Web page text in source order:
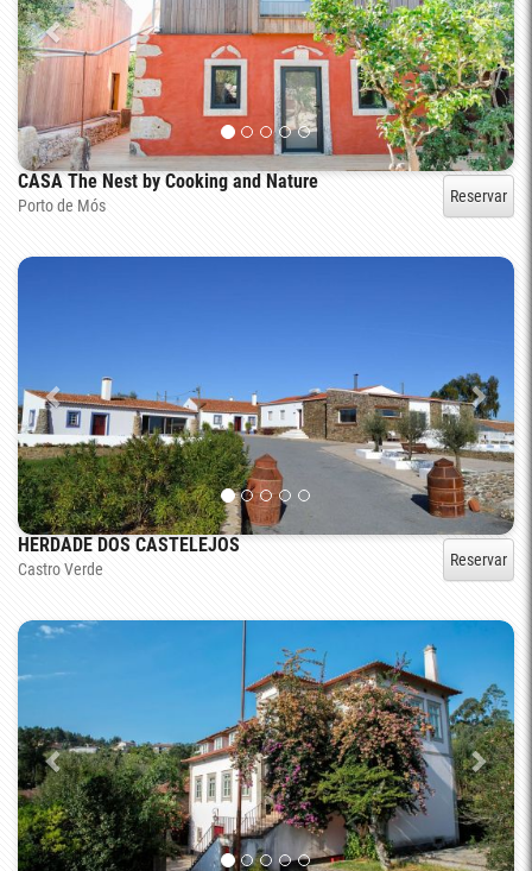
CASA The Nest by Cooking and Nature
Porto de Mós Reservar
HERDADE DOS CASTELEJOS
Castro Verde Reservar